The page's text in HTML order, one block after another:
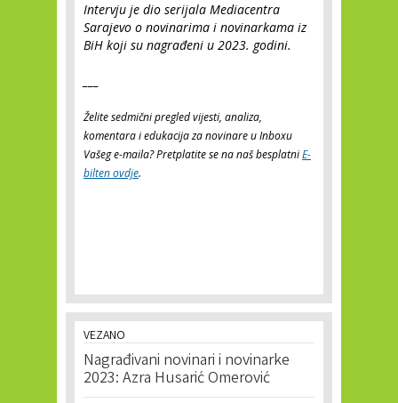
Intervju je dio serijala Mediacentra
Sarajevo o novinarima i novinarkama iz
BiH koji su nagrađeni u 2023. godini.
Želite sedmični pregled vijesti, analiza,
komentara i edukacija za novinare u Inboxu
Vašeg e-maila? Pretplatite se na naš besplatniE-
bilten ovdje.
VEZANO
Nagrađivani novinari i novinarke
2023: Azra Husarić Omerović